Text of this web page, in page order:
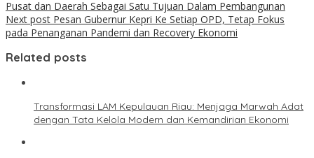
Pusat dan Daerah Sebagai Satu Tujuan Dalam Pembangunan
Next post Pesan Gubernur Kepri Ke Setiap OPD, Tetap Fokus
pada Penanganan Pandemi dan Recovery Ekonomi
Related posts
Transformasi LAM Kepulauan Riau: Menjaga Marwah Adat
dengan Tata Kelola Modern dan Kemandirian Ekonomi